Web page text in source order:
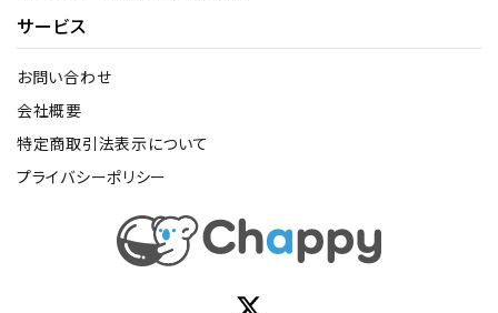
サービス
お問い合わせ
会社概要
特定商取引法表示について
プライバシーポリシー